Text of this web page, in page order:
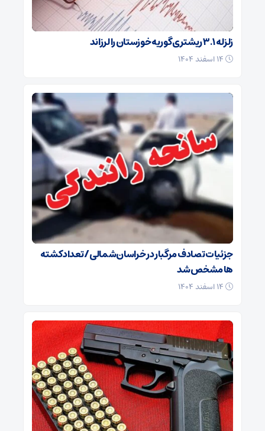
زلزله ۳.۱ ریشتری گوریه خوزستان را لرزاند
جزئیات تصادف مرگبار در خراسان‌شمالی/ تعداد کشته
ها مشخص شد